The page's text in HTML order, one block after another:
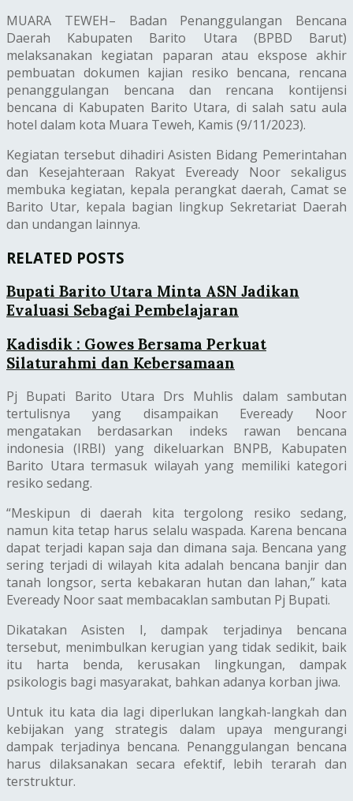
MUARA TEWEH– Badan Penanggulangan Bencana
Daerah Kabupaten Barito Utara (BPBD Barut)
melaksanakan kegiatan paparan atau ekspose akhir
pembuatan dokumen kajian resiko bencana, rencana
penanggulangan bencana dan rencana kontijensi
bencana di Kabupaten Barito Utara, di salah satu aula
hotel dalam kota Muara Teweh, Kamis (9/11/2023).
Kegiatan tersebut dihadiri Asisten Bidang Pemerintahan
dan Kesejahteraan Rakyat Eveready Noor sekaligus
membuka kegiatan, kepala perangkat daerah, Camat se
Barito Utar, kepala bagian lingkup Sekretariat Daerah
dan undangan lainnya.
RELATED POSTS
Bupati Barito Utara Minta ASN Jadikan
Evaluasi Sebagai Pembelajaran
Kadisdik : Gowes Bersama Perkuat
Silaturahmi dan Kebersamaan
Pj Bupati Barito Utara Drs Muhlis dalam sambutan
tertulisnya yang disampaikan Eveready Noor
mengatakan berdasarkan indeks rawan bencana
indonesia (IRBI) yang dikeluarkan BNPB, Kabupaten
Barito Utara termasuk wilayah yang memiliki kategori
resiko sedang.
“Meskipun di daerah kita tergolong resiko sedang,
namun kita tetap harus selalu waspada. Karena bencana
dapat terjadi kapan saja dan dimana saja. Bencana yang
sering terjadi di wilayah kita adalah bencana banjir dan
tanah longsor, serta kebakaran hutan dan lahan,” kata
Eveready Noor saat membacaklan sambutan Pj Bupati.
Dikatakan Asisten I, dampak terjadinya bencana
tersebut, menimbulkan kerugian yang tidak sedikit, baik
itu harta benda, kerusakan lingkungan, dampak
psikologis bagi masyarakat, bahkan adanya korban jiwa.
Untuk itu kata dia lagi diperlukan langkah-langkah dan
kebijakan yang strategis dalam upaya mengurangi
dampak terjadinya bencana. Penanggulangan bencana
harus dilaksanakan secara efektif, lebih terarah dan
terstruktur.